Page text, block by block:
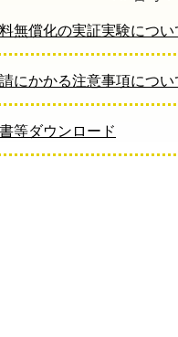
無償化の実証実験につい
にかかる注意事項につい
等ダウンロード